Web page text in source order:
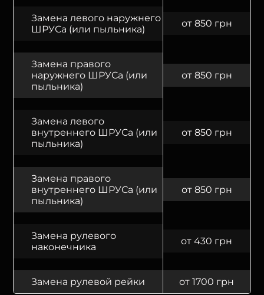
Замена левого наружнего
ШРУСа (или пыльника)
от 850 грн
Замена правого
наружнего ШРУСа (или
пыльника)
от 850 грн
Замена левого
внутреннего ШРУСа (или
пыльника)
от 850 грн
Замена правого
внутреннего ШРУСа (или
пыльника)
от 850 грн
Замена рулевого
наконечника
от 430 грн
Замена рулевой рейки от 1700 грн